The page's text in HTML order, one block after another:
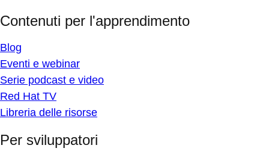
Contenuti per l'apprendimento
Blog
Eventi e webinar
Serie podcast e video
Red Hat TV
Libreria delle risorse
Per sviluppatori